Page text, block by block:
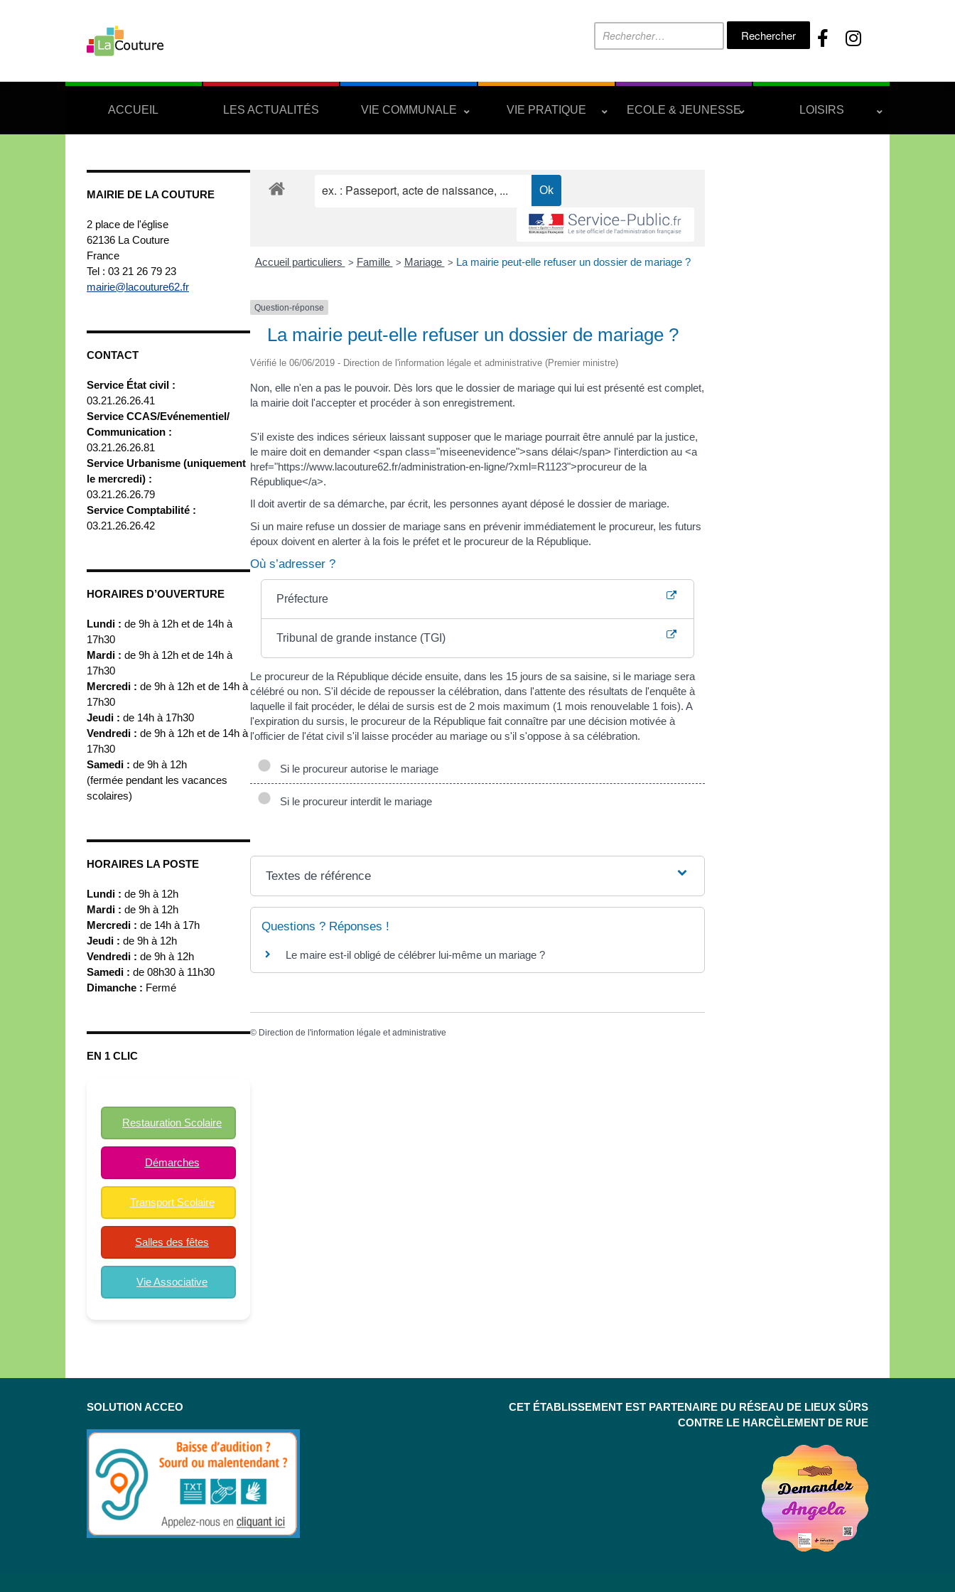
Rechercher :
ACCUEIL LES ACTUALITÉS VIE COMMUNALE VIE PRATIQUE ECOLE & JEUNESSE LOISIRS
MAIRIE DE LA COUTURE
2 place de l'église
62136 La Couture
France
Tel : 03 21 26 79 23
mairie@lacouture62.fr
CONTACT
Service État civil :
03.21.26.26.41
Service CCAS/Evénementiel/
Communication :
03.21.26.26.81
Service Urbanisme (uniquement
le mercredi) :
03.21.26.26.79
Service Comptabilité :
03.21.26.26.42
HORAIRES D’OUVERTURE
Lundi : de 9h à 12h et de 14h à
17h30
Mardi : de 9h à 12h et de 14h à
17h30
Mercredi : de 9h à 12h et de 14h à
17h30
Jeudi : de 14h à 17h30
Vendredi : de 9h à 12h et de 14h à
17h30
Samedi : de 9h à 12h
(fermée pendant les vacances
scolaires)
HORAIRES LA POSTE
Lundi : de 9h à 12h
Mardi : de 9h à 12h
Mercredi : de 14h à 17h
Jeudi : de 9h à 12h
Vendredi : de 9h à 12h
Samedi : de 08h30 à 11h30
Dimanche : Fermé
EN 1 CLIC
Restauration Scolaire
Démarches
Transport Scolaire
Salles des fêtes
Vie Associative
Accueil particuliers > Famille > Mariage > La mairie peut-elle refuser un dossier de mariage ?
Question-réponse
La mairie peut-elle refuser un dossier de mariage ?
Vérifié le 06/06/2019 - Direction de l'information légale et administrative (Premier ministre)
Non, elle n'en a pas le pouvoir. Dès lors que le dossier de mariage qui lui est présenté est complet,
la mairie doit l'accepter et procéder à son enregistrement.
S'il existe des indices sérieux laissant supposer que le mariage pourrait être annulé par la justice,
le maire doit en demander <span class="miseenevidence">sans délai</span> l'interdiction au <a
href="https://www.lacouture62.fr/administration-en-ligne/?xml=R1123">procureur de la
République</a>.
Il doit avertir de sa démarche, par écrit, les personnes ayant déposé le dossier de mariage.
Si un maire refuse un dossier de mariage sans en prévenir immédiatement le procureur, les futurs
époux doivent en alerter à la fois le préfet et le procureur de la République.
Où s’adresser ?
Préfecture
Tribunal de grande instance (TGI)
Le procureur de la République décide ensuite, dans les 15 jours de sa saisine, si le mariage sera
célébré ou non. S'il décide de repousser la célébration, dans l'attente des résultats de l'enquête à
laquelle il fait procéder, le délai de sursis est de 2 mois maximum (1 mois renouvelable 1 fois). A
l'expiration du sursis, le procureur de la République fait connaître par une décision motivée à
l'officier de l'état civil s'il laisse procéder au mariage ou s'il s'oppose à sa célébration.
Si le procureur autorise le mariage
Si le procureur interdit le mariage
Textes de référence
Questions ? Réponses !
Le maire est-il obligé de célébrer lui-même un mariage ?
© Direction de l'information légale et administrative
SOLUTION ACCEO
CET ÉTABLISSEMENT EST PARTENAIRE DU RÉSEAU DE LIEUX SÛRS
CONTRE LE HARCÈLEMENT DE RUE